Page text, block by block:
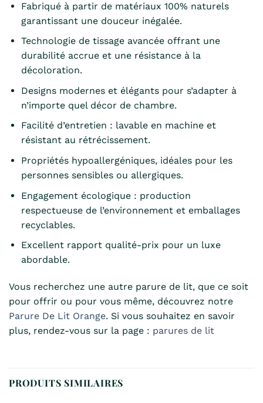
Fabriqué à partir de matériaux 100% naturels
garantissant une douceur inégalée.
Technologie de tissage avancée offrant une
durabilité accrue et une résistance à la
décoloration.
Designs modernes et élégants pour s’adapter à
n’importe quel décor de chambre.
Facilité d’entretien : lavable en machine et
résistant au rétrécissement.
Propriétés hypoallergéniques, idéales pour les
personnes sensibles ou allergiques.
Engagement écologique : production
respectueuse de l’environnement et emballages
recyclables.
Excellent rapport qualité-prix pour un luxe
abordable.
Vous recherchez une autre parure de lit, que ce soit
pour offrir ou pour vous même, découvrez notre
Parure De Lit Orange. Si vous souhaitez en savoir
plus, rendez-vous sur la page : parures de lit
PRODUITS SIMILAIRES